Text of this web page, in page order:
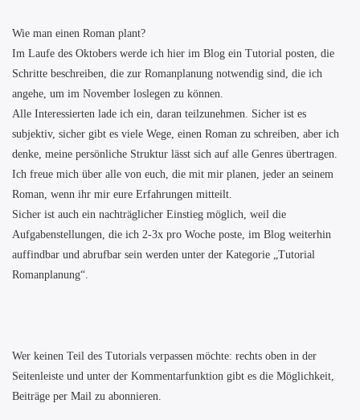
Wie man einen Roman plant?
Im Laufe des Oktobers werde ich hier im Blog ein Tutorial posten, die
Schritte beschreiben, die zur Romanplanung notwendig sind, die ich
angehe, um im November loslegen zu können.
Alle Interessierten lade ich ein, daran teilzunehmen. Sicher ist es
subjektiv, sicher gibt es viele Wege, einen Roman zu schreiben, aber ich
denke, meine persönliche Struktur lässt sich auf alle Genres übertragen.
Ich freue mich über alle von euch, die mit mir planen, jeder an seinem
Roman, wenn ihr mir eure Erfahrungen mitteilt.
Sicher ist auch ein nachträglicher Einstieg möglich, weil die
Aufgabenstellungen, die ich 2-3x pro Woche poste, im Blog weiterhin
auffindbar und abrufbar sein werden unter der Kategorie „Tutorial
Romanplanung“.
Wer keinen Teil des Tutorials verpassen möchte: rechts oben in der
Seitenleiste und unter der Kommentarfunktion gibt es die Möglichkeit,
Beiträge per Mail zu abonnieren.